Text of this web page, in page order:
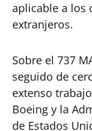
aplicable a los
extranjeros.
Sobre el 737
seguido de
extenso
Boeing y la
de Estados